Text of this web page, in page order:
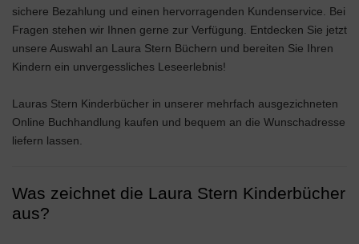
sichere Bezahlung und einen hervorragenden Kundenservice. Bei
Fragen stehen wir Ihnen gerne zur Verfügung. Entdecken Sie jetzt
unsere Auswahl an Laura Stern Büchern und bereiten Sie Ihren
Kindern ein unvergessliches Leseerlebnis!
Lauras Stern Kinderbücher in unserer mehrfach ausgezichneten
Online Buchhandlung kaufen und bequem an die Wunschadresse
liefern lassen.
Was zeichnet die Laura Stern Kinderbücher
aus?